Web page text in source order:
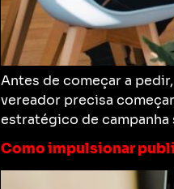
Antes de começar a
vereador precisa
estratégico de
Como impulsionar